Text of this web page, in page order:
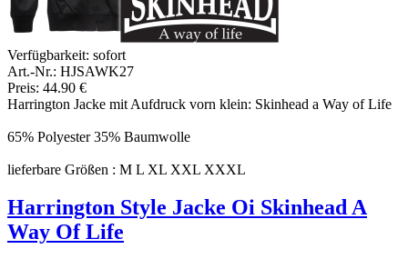
Verfügbarkeit: sofort
Art.-Nr.: HJSAWK27
Preis: 44.90 €
Harrington Jacke mit Aufdruck vorn klein: Skinhead a Way of Life
65% Polyester 35% Baumwolle
lieferbare Größen : M L XL XXL XXXL
Harrington Style Jacke Oi Skinhead A
Way Of Life